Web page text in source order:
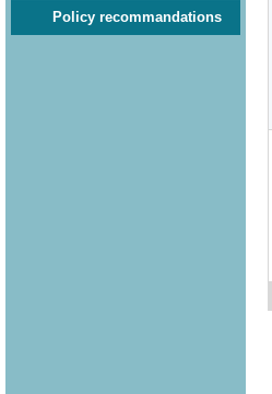
Policy recommandations